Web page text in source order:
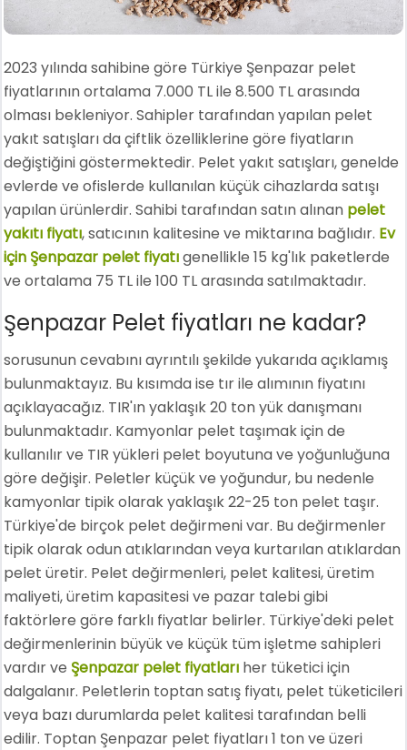
2023 yılında sahibine göre Türkiye Şenpazar pelet
fiyatlarının ortalama 7.000 TL ile 8.500 TL arasında
olması bekleniyor. Sahipler tarafından yapılan pelet
yakıt satışları da çiftlik özelliklerine göre fiyatların
değiştiğini göstermektedir. Pelet yakıt satışları, genelde
evlerde ve ofislerde kullanılan küçük cihazlarda satışı
yapılan ürünlerdir. Sahibi tarafından satın alınan pelet
yakıtı fiyatı, satıcının kalitesine ve miktarına bağlıdır. Ev
için Şenpazar pelet fiyatıgenellikle 15 kg'lık paketlerde
ve ortalama 75 TL ile 100 TL arasında satılmaktadır.
Şenpazar Pelet fiyatları ne kadar?
sorusunun cevabını ayrıntılı şekilde yukarıda açıklamış
bulunmaktayız. Bu kısımda ise tır ile alımının fiyatını
açıklayacağız. TIR'ın yaklaşık 20 ton yük danışmanı
bulunmaktadır. Kamyonlar pelet taşımak için de
kullanılır ve TIR yükleri pelet boyutuna ve yoğunluğuna
göre değişir. Peletler küçük ve yoğundur, bu nedenle
kamyonlar tipik olarak yaklaşık 22-25 ton pelet taşır.
Türkiye'de birçok pelet değirmeni var. Bu değirmenler
tipik olarak odun atıklarından veya kurtarılan atıklardan
pelet üretir. Pelet değirmenleri, pelet kalitesi, üretim
maliyeti, üretim kapasitesi ve pazar talebi gibi
faktörlere göre farklı fiyatlar belirler. Türkiye'deki pelet
değirmenlerinin büyük ve küçük tüm işletme sahipleri
vardır ve Şenpazar pelet fiyatları her tüketici için
dalgalanır. Peletlerin toptan satış fiyatı, pelet tüketicileri
veya bazı durumlarda pelet kalitesi tarafından belli
edilir. Toptan Şenpazar pelet fiyatları 1 ton ve üzeri